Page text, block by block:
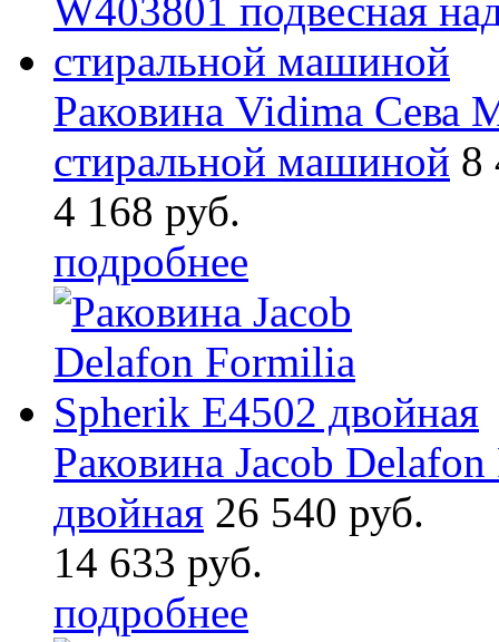
Раковина Vidima Сева
стиральной машиной 8
4 168 руб.
подробнее
Раковина Jacob
двойная 26 540 руб.
14 633 руб.
подробнее